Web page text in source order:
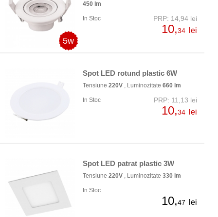
5w
450 lm
In Stoc PRP: 14,94 lei
10,34 lei
Spot LED rotund plastic 6W
Tensiune 220V , Luminozitate 660 lm
In Stoc PRP: 11,13 lei
10,34 lei
Spot LED patrat plastic 3W
Tensiune 220V , Luminozitate 330 lm
In Stoc
10,47 lei